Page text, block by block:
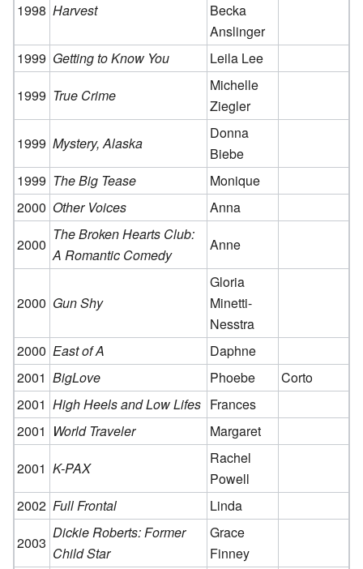
1998 Harvest
Becka
Anslinger
1999 Getting to Know You
Leila Lee
1999 True Crime
Michelle
Ziegler
1999 Mystery, Alaska
Donna
Biebe
1999 The Big Tease
Monique
2000 Other Voices
Anna
2000
The Broken Hearts Club:
A Romantic Comedy
Anne
2000 Gun Shy
Gloria
Minetti-
Nesstra
2000 East of A
Daphne
2001 BigLove Phoebe
Corto
2001 High Heels and Low Lifes Frances
2001 World Traveler
Margaret
2001 K-PAX
Rachel
Powell
2002 Full Frontal
Linda
2003
Dickie Roberts: Former
Child Star
Grace
Finney